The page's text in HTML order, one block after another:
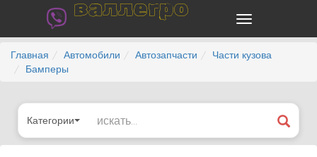
валлегро
Главная Автомобили Автозапчасти
Части кузова
Бамперы
Категории